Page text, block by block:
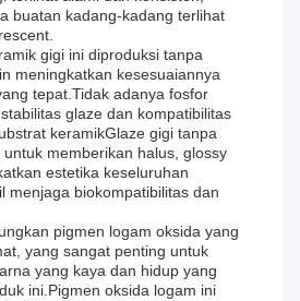
buatan kadang-kadang terlihat
gigi ini diproduksi tanpa
meningkatkan kesesuaiannya
tepat.Tidak adanya fosfor
glaze dan kompatibilitas
keramikGlaze gigi tanpa
memberikan halus, glossy
estetika keseluruhan
menjaga biokompatibilitas dan
pigmen logam oksida yang
yang sangat penting untuk
yang kaya dan hidup yang
ini.Pigmen oksida logam ini